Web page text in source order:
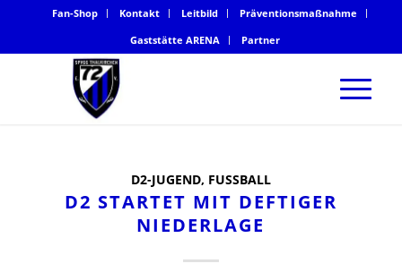
Fan-Shop Kontakt Leitbild
Präventionsmaßnahme
Gaststätte ARENA
Partner
D2-JUGEND, FUSSBALL
D2 STARTET MIT DEFTIGER
NIEDERLAGE